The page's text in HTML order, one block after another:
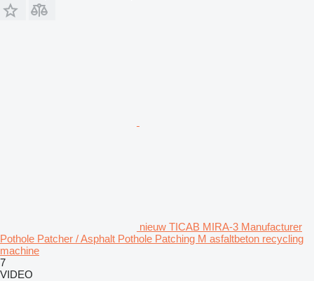
nieuw TICAB MIRA-3 Manufacturer
Pothole Patcher / Asphalt Pothole Patching M asfaltbeton recycling
machine
7
VIDEO